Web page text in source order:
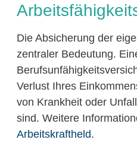
Die Absicherung der
zentraler Bedeutung.
Verlust Ihres
von Krankheit oder
sind. Weitere
Arbeitskraftheld.